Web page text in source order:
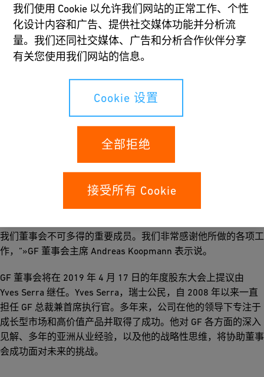
理，于 1995 年在 GF 管路系统担任产品经理，开始了自己的职
业生涯。随后，他曾先后担任澳大利亚的运营和财务主管、德国
总经理，并在 GF 管路系统担任过各种运营职位。未来数周内将
确定新的公司首席财务官 (CFO) 人选来接替 Andreas Müller。
GF 董事会主席 Andreas Koopmann 表示：GF 董事会感谢 Yves
Serra 在过去几年里极具价值的工作。在他的领导下，重大战略
变革得以成功实施。Andreas Müller 被任命为首席执行官
的连续性。我们相信，在他的领导下，GF 将以一种充满活力且
有效的方式在成功的道路上继续迈进。”»
2012 年开始担任副主席，目前已达到年龄限制，将于 2019 年
4 月 17 日举行的下一届年度股东大会上退出 Georg Fischer Ltd.
我们董事会不可多得的重要成员。我们非常感谢他所做的各项工
作，”»GF 董事会主席 Andreas Koopmann 表示说。
GF 董事会将在 2019 年 4 月 17 日的年度股东大会上提议由
Yves Serra 继任。Yves Serra，瑞士公民，自 2008 年以来一直
担任 GF 总裁兼首席执行官。多年来，公司在他的领导下专注于
成长型市场和高价值产品并取得了成功。他对 GF 各方面的深入
见解、多年的亚洲从业经验，以及他的战略性思维，将协助董事
会成功面对未来的挑战。
我们使用 Cookie 以允许我们网站的正常工作、个性
化设计内容和广告、提供社交媒体功能并分析流
量。我们还同社交媒体、广告和分析合作伙伴分享
有关您使用我们网站的信息。
Cookie 设置
全部拒绝
接受所有 Cookie